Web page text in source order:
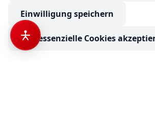
Einwilligung speichern
Nur essenzielle Cookies